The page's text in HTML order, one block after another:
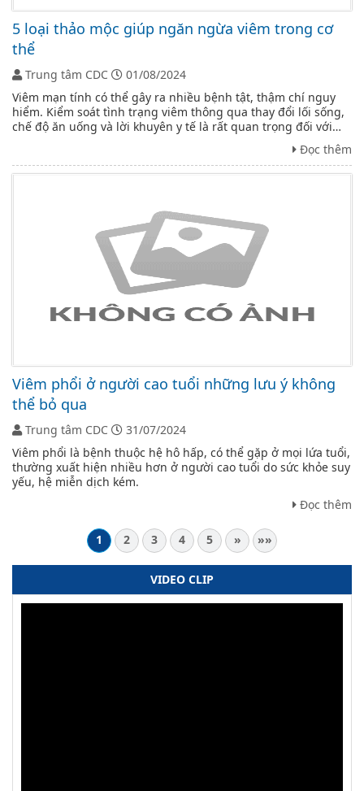
5 loại thảo mộc giúp ngăn ngừa viêm trong cơ
thể
Trung tâm CDC
01/08/2024
Viêm mạn tính có thể gây ra nhiều bệnh tật, thậm chí nguy
hiểm. Kiểm soát tình trạng viêm thông qua thay đổi lối sống,
chế độ ăn uống và lời khuyên y tế là rất quan trọng đối với
Đọc thêm
Viêm phổi ở người cao tuổi những lưu ý không
thể bỏ qua
Trung tâm CDC
31/07/2024
Viêm phổi là bệnh thuộc hệ hô hấp, có thể gặp ở mọi lứa tuổi,
thường xuất hiện nhiều hơn ở người cao tuổi do sức khỏe suy
yếu, hệ miễn dịch kém.
Đọc thêm
1 2 3 4 5 » »»
VIDEO CLIP